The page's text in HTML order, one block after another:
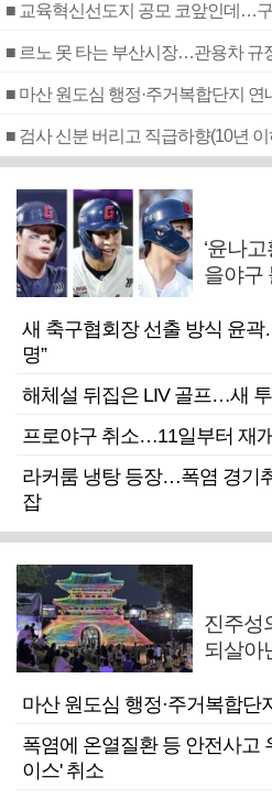
■ 교육혁신선도지 공모 코앞인데…구
■ 르노 못 타는 부산시장…관용차 규
■ 마산 원도심 행정·주거복합단지 연
‘윤나
을야구
새 축구협회장 선출 방식 윤
명”
해체설 뒤집은 LIV 골프…새 투
프로야구 취소…11일부터 재개
라커룸 냉탕 등장…폭염 경기
잡
진주성
되살아
마산 원도심 행정·주거복합단
폭염에 온열질환 등 안전사고
이스' 취소